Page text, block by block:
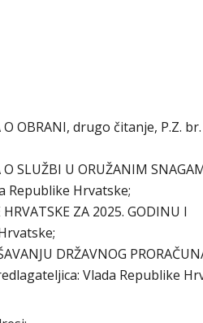
O OBRANI, drugo čitanje, P.Z.
SLUŽBI U ORUŽANIM
Republike Hrvatske;
ZA 2025. GODINU I
DRŽAVNOG
Vlada Republike